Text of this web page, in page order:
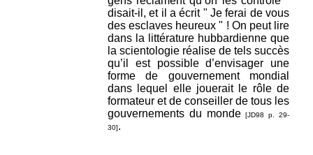
disait-il, et il a écrit " Je ferai de vous
des esclaves heureux " ! On peut lire
dans la littérature hubbardienne que
la scientologie réalise de tels succès
qu’il est possible d’envisager une
forme de gouvernement mondial
dans lequel elle jouerait le rôle de
formateur et de conseiller de tous les
gouvernements du monde[JD98 p. 29-
30].